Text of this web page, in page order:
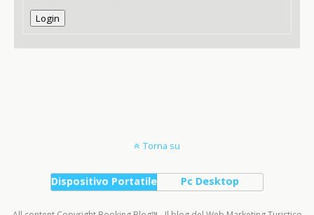
Login
Torna su
Dispositivo Portatile Pc Desktop